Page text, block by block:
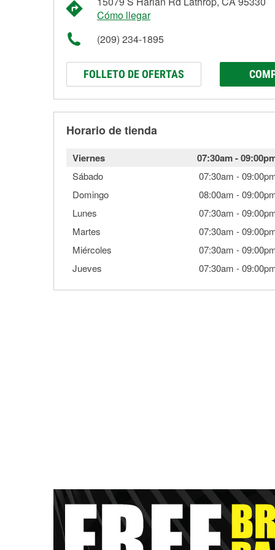
Cómo llegar
(209) 234-1895
FOLLETO DE OFERTAS
Horario de tienda
Viernes 07:30am-
Sábado 07:30am -
Domingo
08:00am -
Lunes
07:30am -
Martes
07:30am -
Miércoles
07:30am -
Jueves
07:30am -